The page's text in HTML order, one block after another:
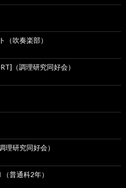
（吹奏楽部）
（調理研究同好会）
理研究同好会）
普通科2年）